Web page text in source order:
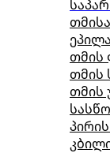
თმის
თმის
თმის